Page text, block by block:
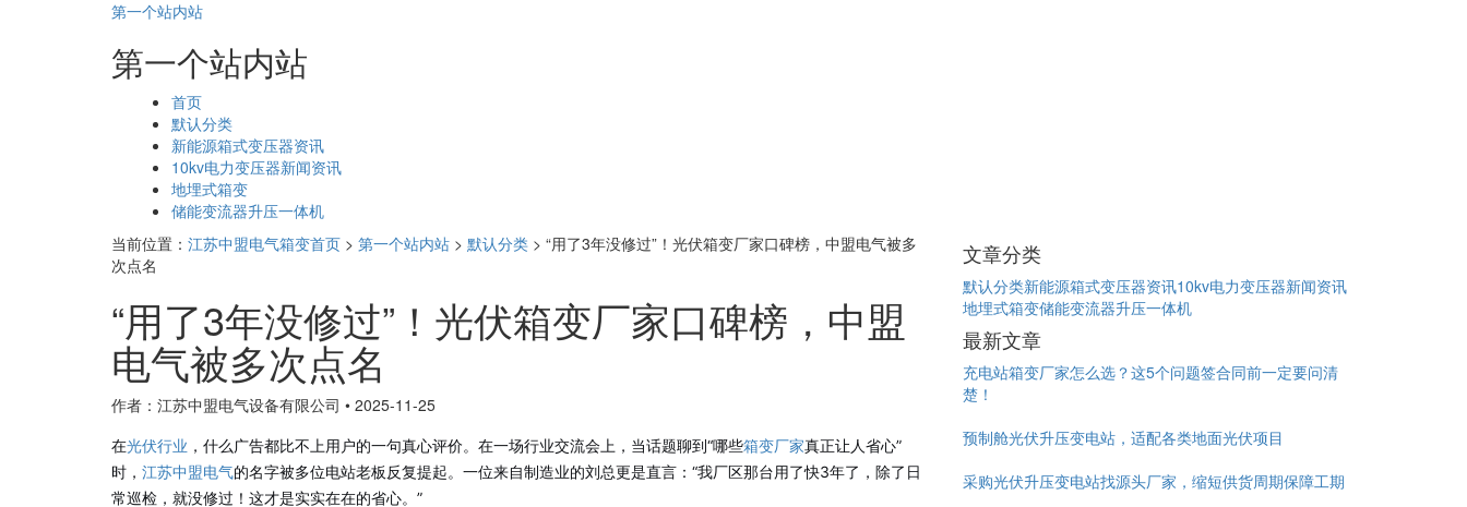
第一个站内站
第一个站内站
首页
默认分类
新能源箱式变压器资讯
10kv电力变压器新闻资讯
地埋式箱变
储能变流器升压一体机
当前位置： 江苏中盟电气箱变首页 > 第一个站内站 > 默认分类 > “用了3年没修过”！光伏箱变厂家口碑榜，中盟电气被多
次点名
“用了3年没修过”！光伏箱变厂家口碑榜，中盟
电气被多次点名
作者：江苏中盟电气设备有限公司 • 2025-11-25
在光伏行业 ，什么广告都比不上用户的一句真心评价。在一场行业交流会上，当话题聊到“哪些箱变厂家真正让人省心”
时， 江苏中盟电气的名字被多位电站老板反复提起。一位来自制造业的刘总更是直言：“我厂区那台用了快3年了，除了日
常巡检，就没修过！这才是实实在在的省心。”
文章分类
默认分类新能源箱式变压器资讯10kv电力变压器新闻资讯
地埋式箱变储能变流器升压一体机
最新文章
充电站箱变厂家怎么选？这5个问题签合同前一定要问清
楚！
预制舱光伏升压变电站，适配各类地面光伏项目
采购光伏升压变电站找源头厂家，缩短供货周期保障工期